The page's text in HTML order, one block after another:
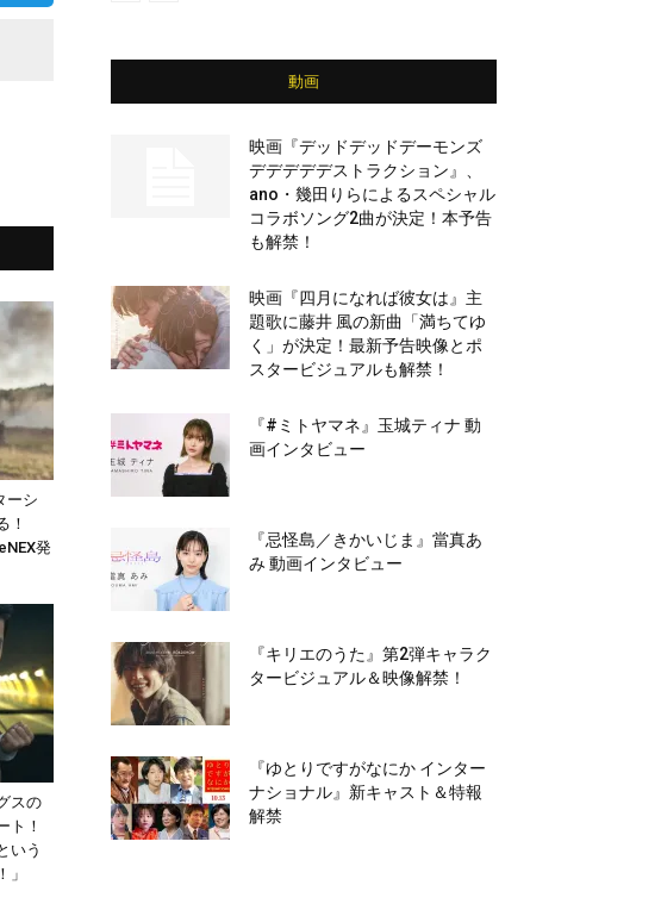
ーシ
！
発
スの
ト！
いう
」
動画
映画『デッドデッドデーモンズ
デデデデデストラクション』、
ano・幾田りらによるスペシャル
コラボソング2曲が決定！本予告
も解禁！
映画『四月になれば彼女は』主
題歌に藤井 風の新曲「満ちてゆ
く」が決定！最新予告映像とポ
スタービジュアルも解禁！
『#ミトヤマネ』玉城ティナ 動
画インタビュー
『忌怪島／きかいじま』當真あ
み 動画インタビュー
『キリエのうた』第2弾キャラク
タービジュアル＆映像解禁！
『ゆとりですがなにか インター
ナショナル』新キャスト＆特報
解禁